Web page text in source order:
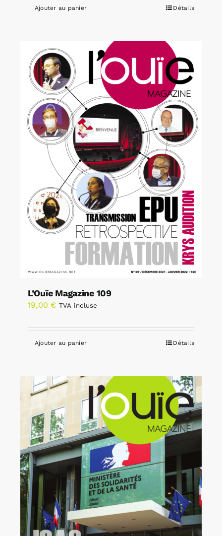
Ajouter au panier Détails
L’Ouïe Magazine 109
19,00 € TVA incluse
Ajouter au panier Détails